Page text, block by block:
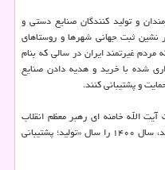
و تولید کنندگان صنایع دستی و
ثبت جهانی شهرها و روستاهای
غیرتمند ایران در سالی که بنام
شده با خرید و هدیه دادن صنایع
و پشتیبانی کنند.
الله خامنه ای رهبر معظم انقلاب
اسلامی در سخنرانی نوروزی در شروع سال جدید، سال ۱۴۰۰ را سال «تولید؛ پشتیبانی